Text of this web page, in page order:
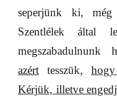
seperjünk ki,
Szentlélek által
megszabadulnunk
azért tesszük,
Kérjük, illetve